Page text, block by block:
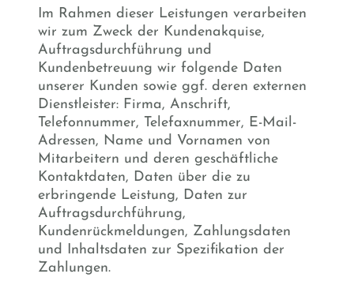
Im Rahmen dieser Leistungen verarbeiten
wir zum Zweck der Kundenakquise,
Auftragsdurchführung und
Kundenbetreuung wir folgende Daten
unserer Kunden sowie ggf. deren externen
Dienstleister: Firma, Anschrift,
Telefonnummer, Telefaxnummer, E-Mail-
Adressen, Name und Vornamen von
Mitarbeitern und deren geschäftliche
Kontaktdaten, Daten über die zu
erbringende Leistung, Daten zur
Auftragsdurchführung,
Kundenrückmeldungen, Zahlungsdaten
und Inhaltsdaten zur Spezifikation der
Zahlungen.